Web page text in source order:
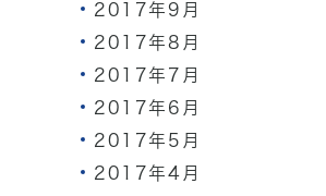
2017年9月
2017年8月
2017年7月
2017年6月
2017年5月
2017年4月